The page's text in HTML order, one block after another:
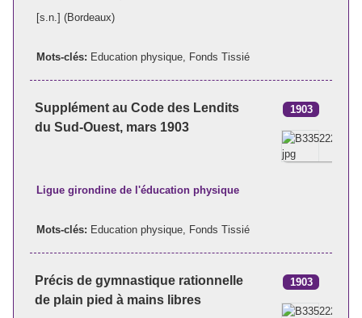
[s.n.] (Bordeaux)
Mots-clés: Education physique Fonds Tissié
Supplément au Code des Lendits
du Sud-Ouest, mars 1903
1903
Ligue girondine de l'éducation physique
Mots-clés: Education physique Fonds Tissié
Précis de gymnastique rationnelle
de plain pied à mains libres
1903